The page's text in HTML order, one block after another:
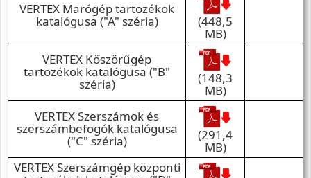
VERTEX Marógép tartozékok
katalógusa ("A" széria) (448,5
MB)
VERTEX Köszörűgép
tartozékok katalógusa ("B"
széria) (148,3
MB)
VERTEX Szerszámok és
szerszámbefogók katalógusa
("C" széria) (291,4
MB)
VERTEX Szerszámgép központi